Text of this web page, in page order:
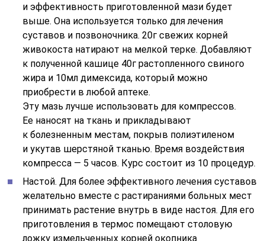
и эффективность приготовленной мази будет
выше. Она используется только для лечения
суставов и позвоночника. 20г свежих корней
живокоста натирают на мелкой терке. Добавляют
к полученной кашице 40г растопленного свиного
жира и 10мл димексида, который можно
приобрести в любой аптеке.
Эту мазь лучше использовать для компрессов.
Ее наносят на ткань и прикладывают
к болезненным местам, покрыв полиэтиленом
и укутав шерстяной тканью. Время воздействия
компресса — 5 часов. Курс состоит из 10 процедур.
Настой. Для более эффективного лечения суставов
желательно вместе с растираниями больных мест
принимать растение внутрь в виде настоя. Для его
приготовления в термос помещают столовую
ложку измельченных корней окопника